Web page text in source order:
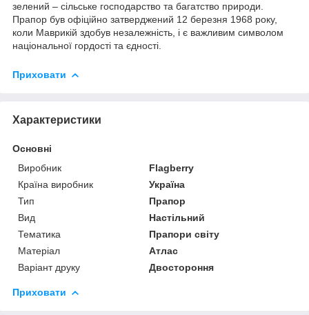
зелений – сільське господарство та багатство природи.
Прапор був офіційно затверджений 12 березня 1968 року,
коли Маврикій здобув незалежність, і є важливим символом
національної гордості та єдності.
Приховати
Характеристики
Основні
Виробник
Flagberry
Країна виробник
Україна
Тип
Прапор
Вид
Настільний
Тематика
Прапори світу
Матеріал
Атлас
Варіант друку
Двостороння
Приховати